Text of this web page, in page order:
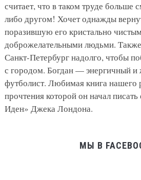
считает, что в таком труде больше
либо другом! Хочет однажды
поразившую его кристально
доброжелательными людьми.
Санкт-Петербург надолго, чтобы
с городом. Богдан — энергичный и
футболист. Любимая книга нашего
прочтения которой он начал
Иден» Джека Лондона.
МЫ В